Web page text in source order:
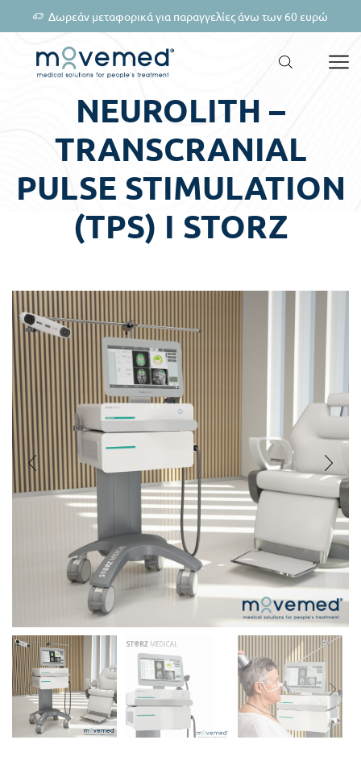
Δωρεάν μεταφορικά για παραγγελίες άνω των 60 ευρώ
NEUROLITH –
TRANSCRANIAL
PULSE STIMULATION
(TPS) I STORZ